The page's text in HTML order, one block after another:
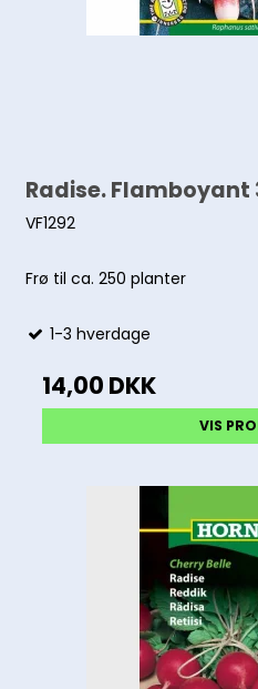
Radise. Flamboyant
VF1292
Frø til ca. 250 planter
1-3 hverdage
14,00 DKK
VIS